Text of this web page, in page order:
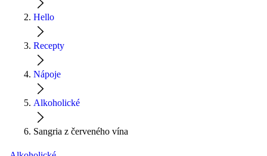
Hello
Recepty
Nápoje
Alkoholické
Sangria z červeného vína